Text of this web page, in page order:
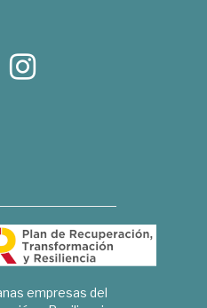
empresas del